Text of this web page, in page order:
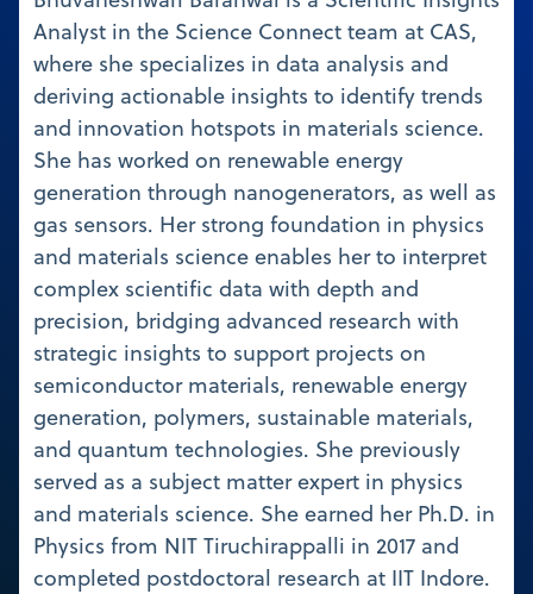
Analyst in the Science Connect team at CAS,
where she specializes in data analysis and
deriving actionable insights to identify trends
and innovation hotspots in materials science.
She has worked on renewable energy
generation through nanogenerators, as well as
gas sensors. Her strong foundation in physics
and materials science enables her to interpret
complex scientific data with depth and
precision, bridging advanced research with
strategic insights to support projects on
semiconductor materials, renewable energy
generation, polymers, sustainable materials,
and quantum technologies. She previously
served as a subject matter expert in physics
and materials science. She earned her Ph.D. in
Physics from NIT Tiruchirappalli in 2017 and
completed postdoctoral research at IIT Indore.